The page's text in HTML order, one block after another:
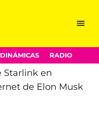
Menu
DINÁMICAS RADIO